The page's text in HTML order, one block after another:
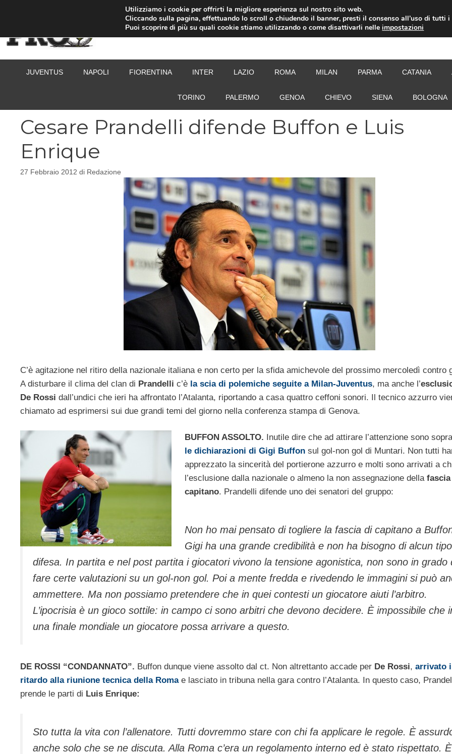
JUVENTUS NAPOLI FIORENTINA INTER LAZIO ROMA MILAN PARMA CATANIA
TORINO PALERMO GENOA CHIEVO SIENA BOLOGNA
Cesare Prandelli difende Buffon e Luis
Enrique
27 Febbraio 2012 di Redazione
C’è agitazione nel ritiro della nazionale italiana e non certo per la sfida amichevole del prossimo mercoledì contro
A disturbare il clima del clan di Prandelli c’è la scia di polemiche seguite a Milan-Juventus, ma anche l’
De Rossi dall’undici che ieri ha affrontato l’Atalanta, riportando a casa quattro ceffoni sonori. Il tecnico azzurro
chiamato ad esprimersi sui due grandi temi del giorno nella conferenza stampa di Genova.
BUFFON ASSOLTO. Inutile dire che ad attirare l’attenzione sono
le dichiarazioni di Gigi Buffonsul gol-non gol di Muntari. Non tutti
apprezzato la sincerità del portierone azzurro e molti sono arrivati a
l’esclusione dalla nazionale o almeno la non assegnazione della
capitano. Prandelli difende uno dei senatori del gruppo:
Non ho mai pensato di togliere la fascia di capitano a
Gigi ha una grande credibilità e non ha bisogno di alcun
difesa. In partita e nel post partita i giocatori vivono la tensione agonistica, non sono in grado
fare certe valutazioni su un gol-non gol. Poi a mente fredda e rivedendo le immagini si può
ammettere. Ma non possiamo pretendere che in quei contesti un giocatore aiuti l’arbitro.
L’ipocrisia è un gioco sottile: in campo ci sono arbitri che devono decidere. È impossibile che
una finale mondiale un giocatore possa arrivare a questo.
DE ROSSI “CONDANNATO”. Buffon dunque viene assolto dal ct. Non altrettanto accade per De Rossi, arrivato
ritardo alla riunione tecnica della Romae lasciato in tribuna nella gara contro l’Atalanta. In questo caso,
prende le parti di Luis Enrique:
Sto tutta la vita con l’allenatore. Tutti dovremmo stare con chi fa applicare le regole. È
anche solo che se ne discuta. Alla Roma c’era un regolamento interno ed è stato rispettato. È
Utilizziamo i cookie per offrirti la migliore esperienza sul nostro sito web.
Cliccando sulla pagina, effettuando lo scroll o chiudendo il banner, presti il consenso all’uso di tutti
Puoi scoprire di più su quali cookie stiamo utilizzando o come disattivarli nelleimpostazioni